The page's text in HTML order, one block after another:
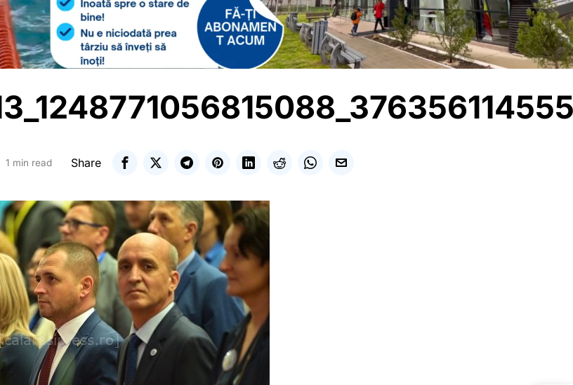
1 min read Share